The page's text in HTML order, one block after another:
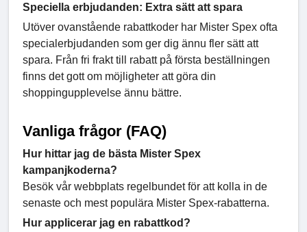
Speciella erbjudanden: Extra sätt att spara
Utöver ovanstående rabattkoder har Mister Spex ofta
specialerbjudanden som ger dig ännu fler sätt att
spara. Från fri frakt till rabatt på första beställningen
finns det gott om möjligheter att göra din
shoppingupplevelse ännu bättre.
Vanliga frågor (FAQ)
Hur hittar jag de bästa Mister Spex
kampanjkoderna?
Besök vår webbplats regelbundet för att kolla in de
senaste och mest populära Mister Spex-rabatterna.
Hur applicerar jag en rabattkod?